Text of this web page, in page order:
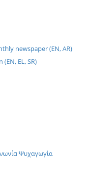
newspaper (EN, AR)
EL, SR)
Ψυχαγωγία